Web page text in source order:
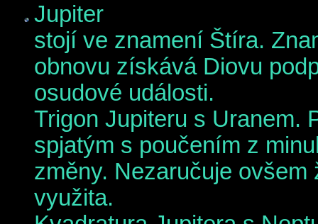
Jupiter
stojí ve znamení Štíra.
obnovu získává Diovu
osudové události.
Trigon Jupiteru s Uranem.
spjatým s poučením z
změny. Nezaručuje
využita.